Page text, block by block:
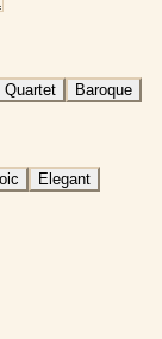
Quartet
Baroque
Elegant